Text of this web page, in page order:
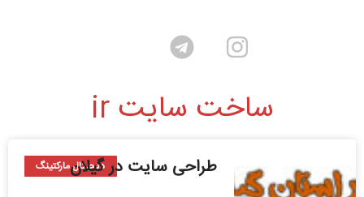
ساخت سایت ir
دیجیتال مارکتینگطراحی سایت در گیلان